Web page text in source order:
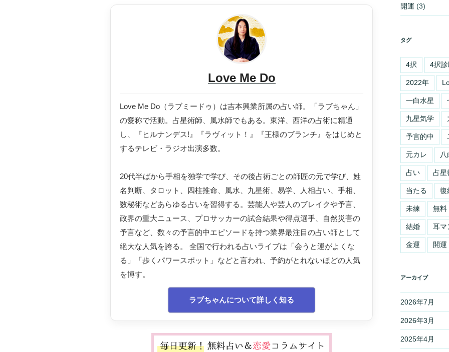
Love Me Do
Love Me Do（ラブミードゥ）は吉本興業所属の占い師。「ラブちゃん」
の愛称で活動。占星術師、風水師でもある。東洋、西洋の占術に精通
し、『ヒルナンデス!』『ラヴィット！』『王様のブランチ』をはじめと
するテレビ・ラジオ出演多数。
20代半ばから手相を独学で学び、その後占術ごとの師匠の元で学び、姓
名判断、タロット、四柱推命、風水、九星術、易学、人相占い、手相、
数秘術などあらゆる占いを習得する。芸能人や芸人のブレイクや予言、
政界の重大ニュース、プロサッカーの試合結果や得点選手、自然災害の
予言など、数々の予言的中エピソードを持つ業界最注目の占い師として
絶大な人気を誇る。 全国で行われる占いライブは「会うと運がよくな
る」「歩くパワースポット」などと言われ、予約がとれないほどの人気
を博す。
ラブちゃんについて詳しく知る
開運 (3)
タグ
4択 4択
2022年
一白水星
九星気学
予言的中
元カレ 八
占い 占星
当たる 復
未練 無料
結婚 耳マ
金運 開運
アーカイブ
2026年7月
2026年3月
2025年4月